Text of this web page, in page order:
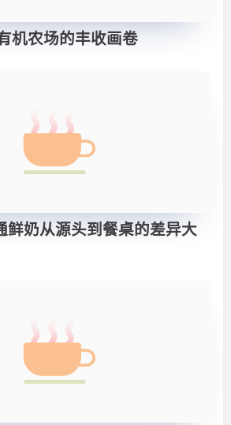
机农场的丰收画卷
鲜奶从源头到餐桌的差异大